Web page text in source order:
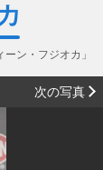
ン・フジオカ」
次の写真